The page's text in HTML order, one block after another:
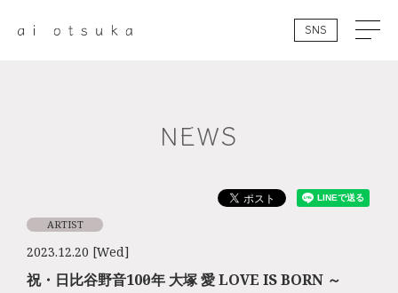
SNS
NEWS
2023.12.20 [Wed]
ARTIST
祝・日比谷野音100周年 大塚 愛 LOVE IS BORN ～